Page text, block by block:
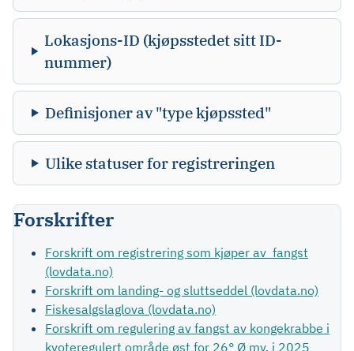
Lokasjons-ID (kjøpsstedet sitt ID-
nummer)
Definisjoner av "type kjøpssted"
Ulike statuser for registreringen
Forskrifter
Forskrift om registrering som kjøper av fangst
(lovdata.no)
Forskrift om landing- og sluttseddel (lovdata.no)
Fiskesalgslaglova (lovdata.no)
Forskrift om regulering av fangst av kongekrabbe i
kvoteregulert område øst for 26° Ø mv. i 2025